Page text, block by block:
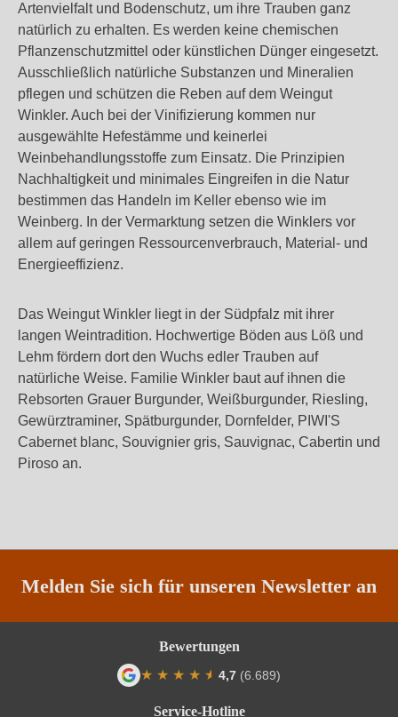
Artenvielfalt und Bodenschutz, um ihre Trauben ganz
natürlich zu erhalten. Es werden keine chemischen
Pflanzenschutzmittel oder künstlichen Dünger eingesetzt.
Ausschließlich natürliche Substanzen und Mineralien
pflegen und schützen die Reben auf dem Weingut
Winkler. Auch bei der Vinifizierung kommen nur
ausgewählte Hefestämme und keinerlei
Weinbehandlungsstoffe zum Einsatz. Die Prinzipien
Nachhaltigkeit und minimales Eingreifen in die Natur
bestimmen das Handeln im Keller ebenso wie im
Weinberg. In der Vermarktung setzen die Winklers vor
allem auf geringen Ressourcenverbrauch, Material- und
Energieeffizienz.
Das Weingut Winkler liegt in der Südpfalz mit ihrer
langen Weintradition. Hochwertige Böden aus Löß und
Lehm fördern dort den Wuchs edler Trauben auf
natürliche Weise. Familie Winkler baut auf ihnen die
Rebsorten Grauer Burgunder, Weißburgunder, Riesling,
Gewürztraminer, Spätburgunder, Dornfelder, PIWI'S
Cabernet blanc, Souvignier gris, Sauvignac, Cabertin und
Piroso an.
Melden Sie sich für unseren Newsletter an
Service-Hotline
Bewertungen
★ ★ ★ ★ ★
★ 4,7 (6.689)